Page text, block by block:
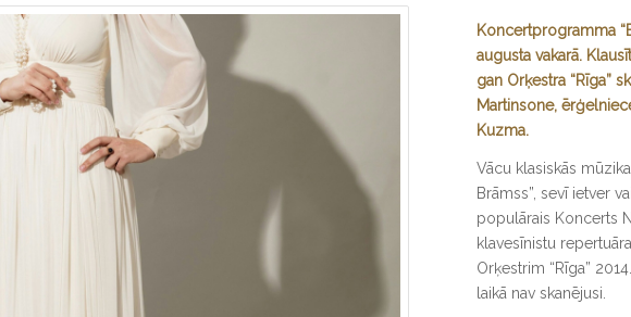
Koncertprogramma
augusta vakarā.
gan Orķestra “Rīga”
Martinsone,
Kuzma.
Vācu klasiskās
Brāmss”, sevī ietver
populārais Koncerts
klavesīnistu
Orķestrim “Rīga”
laikā nav skanējusi.